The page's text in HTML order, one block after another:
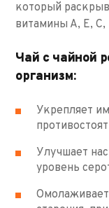
который
витамины А, E,
Чай с чайной
организм:
Укрепляет
Улучшает
уровень